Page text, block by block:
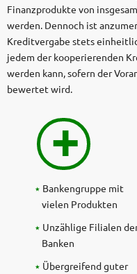
Finanzprodukte von
werden. Dennoch ist
Kreditvergabe stets
jedem der kooperierenden
werden kann, sofern der
bewertet wird.
+
Bankengruppe mit
vielen Produkten
Unzählige Filialen
Banken
Übergreifend guter